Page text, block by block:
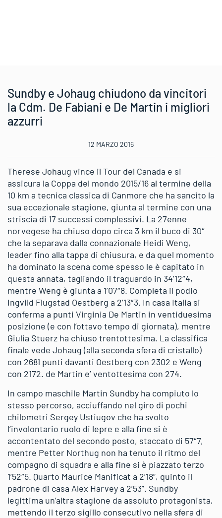
Sundby e Johaug chiudono da vincitori
la Cdm. De Fabiani e De Martin i migliori
azzurri
12 MARZO 2016
Therese Johaug vince il Tour del Canada e si
assicura la Coppa del mondo 2015/16 al termine della
10 km a tecnica classica di Canmore che ha sancito la
sua eccezionale stagione, giunta al termine con una
striscia di 17 successi complessivi. La 27enne
norvegese ha chiuso dopo circa 3 km il buco di 30″
che la separava dalla connazionale Heidi Weng,
leader fino alla tappa di chiusura, e da quel momento
ha dominato la scena come spesso le è capitato in
questa annata, tagliando il traguardo in 34’12″4,
mentre Weng è giunta a 1’07″8. Completa il podio
Ingvild Flugstad Oestberg a 2’13″3. In casa Italia si
conferma a punti Virginia De Martin in ventiduesima
posizione (e con l’ottavo tempo di giornata), mentre
Giulia Stuerz ha chiuso trentottesima. La classifica
finale vede Johaug (alla seconda sfera di cristallo)
con 2681 punti davanti Oestberg con 2302 e Weng
con 2172. de Martin e’ ventottesima con 274.
In campo maschile Martin Sundby ha compiuto lo
stesso percorso, acciuffando nel giro di pochi
chilometri Sergey Ustiugov che ha svolto
l’involontario ruolo di lepre e alla fine si è
accontentato del secondo posto, staccato di 57″7,
mentre Petter Northug non ha tenuto il ritmo del
compagno di squadra e alla fine si è piazzato terzo
1’52″5. Quarto Maurice Manificat a 2’18”, quinto il
padrone di casa Alex Harvey a 2’53”. Sundby
legittima un’altra stagione da assoluto protagonista,
mettendo il terzo sigillo consecutivo nella sfera di